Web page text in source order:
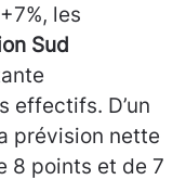
les
Sud
effectifs. D’un
prévision nette
8 points et de 7